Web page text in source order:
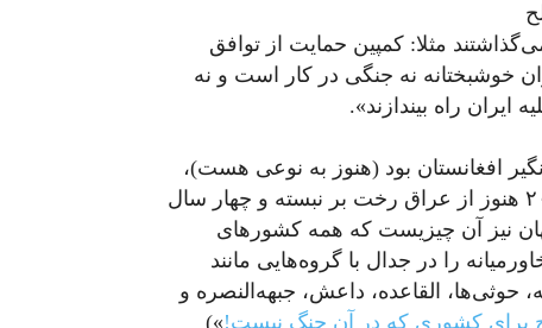
مثلا: کمپین حمایت از توافق
خوشبختانه نه جنگی در کار است و نه
افغانستان بود (هنوز به نوعی هست)،
هشت سال بر ایران و عراق تحمیل شد، از سال ۲۰۰۳ هنوز از عراق رخت بر نبسته و چهار سال
نیز آن چیزیست که همه کشورهای
را در جدال با گروه‌هایی مانند
حوثی‌ها، القاعده، داعش، جبهه‌النصره و
برای کشوری که در آن جنگ نیست!»)